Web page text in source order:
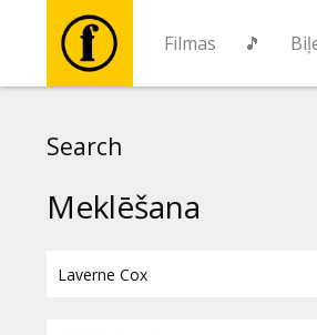
Filmas 🎵
Search
Meklēšana